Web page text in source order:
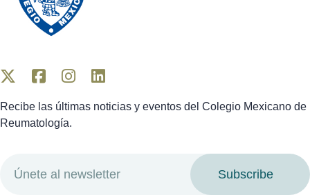
Recibe las últimas noticias y eventos del Colegio Mexicano de
Reumatología.
Subscribe